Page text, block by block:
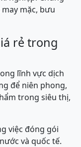
mặc, bưu
rẻ trong
lĩnh vực dịch
để niên phong,
trong siêu thị,
việc đóng gói
và quốc tế.